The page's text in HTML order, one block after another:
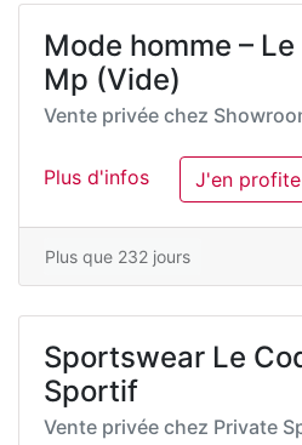
Mode homme –
Mp (Vide)
Vente privée chez
Plus d'infos J'en profite
Plus que 232 jours
Sportswear Le
Sportif
Vente privée chez Private